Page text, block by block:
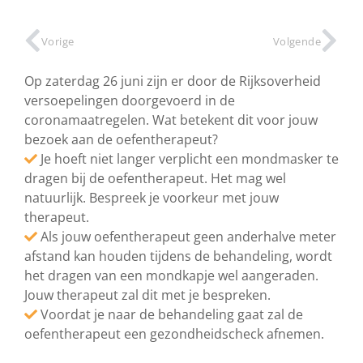
Vorige Volgende
Op zaterdag 26 juni zijn er door de Rijksoverheid
versoepelingen doorgevoerd in de
coronamaatregelen. Wat betekent dit voor jouw
bezoek aan de oefentherapeut?
Je hoeft niet langer verplicht een mondmasker te
dragen bij de oefentherapeut. Het mag wel
natuurlijk. Bespreek je voorkeur met jouw
therapeut.
Als jouw oefentherapeut geen anderhalve meter
afstand kan houden tijdens de behandeling, wordt
het dragen van een mondkapje wel aangeraden.
Jouw therapeut zal dit met je bespreken.
Voordat je naar de behandeling gaat zal de
oefentherapeut een gezondheidscheck afnemen.